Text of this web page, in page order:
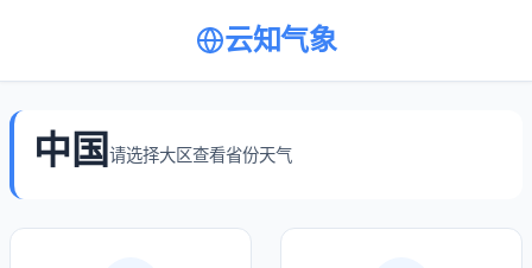
云知气象
中国 请选择大区查看省份天气